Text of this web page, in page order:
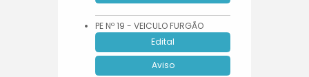
PE Nº 19 - VEICULO FURGÃO
Edital
Aviso